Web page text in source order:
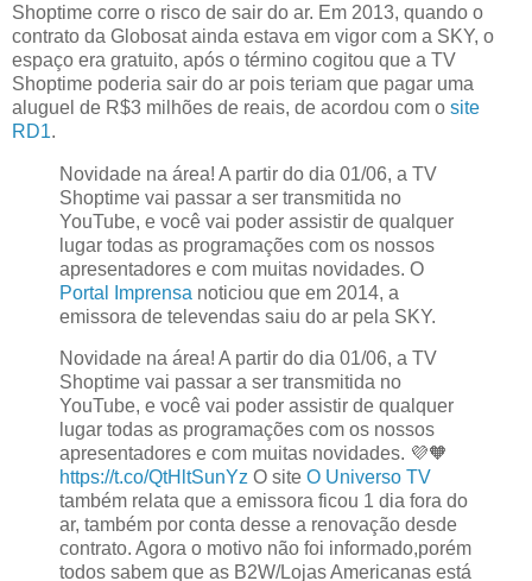
Shoptime corre o risco de sair do ar. Em 2013, quando o
contrato da Globosat ainda estava em vigor com a SKY, o
espaço era gratuito, após o término cogitou que a TV
Shoptime poderia sair do ar pois teriam que pagar uma
aluguel de R$3 milhões de reais, de acordou com o site
RD1.
Novidade na área! A partir do dia 01/06, a TV
Shoptime vai passar a ser transmitida no
YouTube, e você vai poder assistir de qualquer
lugar todas as programações com os nossos
apresentadores e com muitas novidades. O
Portal Imprensa noticiou que em 2014, a
emissora de televendas saiu do ar pela SKY.
Novidade na área! A partir do dia 01/06, a TV
Shoptime vai passar a ser transmitida no
YouTube, e você vai poder assistir de qualquer
lugar todas as programações com os nossos
apresentadores e com muitas novidades. 💜🧡
https://t.co/QtHltSunYz O site O Universo TV
também relata que a emissora ficou 1 dia fora do
ar, também por conta desse a renovação desde
contrato. Agora o motivo não foi informado,porém
todos sabem que as B2W/Lojas Americanas está